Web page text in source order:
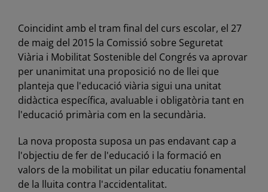
Coincidint amb el tram final del curs escolar, el 27
de maig del 2015 la Comissió sobre Seguretat
Viària i Mobilitat Sostenible del Congrés va aprovar
per unanimitat una proposició no de llei que
planteja que l'educació viària sigui una unitat
didàctica específica, avaluable i obligatòria tant en
l'educació primària com en la secundària.
La nova proposta suposa un pas endavant cap a
l'objectiu de fer de l'educació i la formació en
valors de la mobilitat un pilar educatiu fonamental
de la lluita contra l'accidentalitat.